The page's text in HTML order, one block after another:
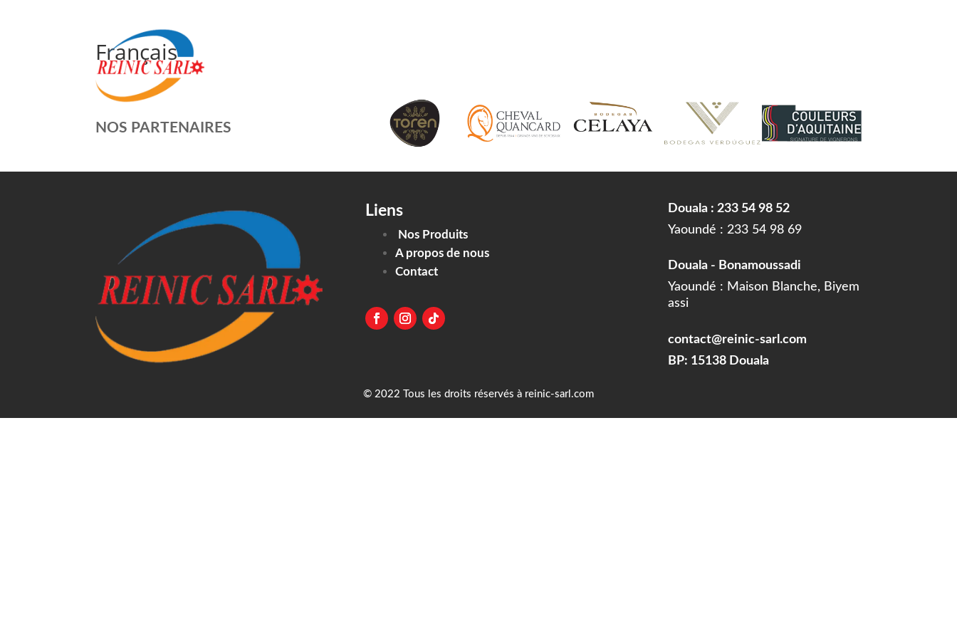
Français
NOS PARTENAIRES
Liens
Nos Produits
A propos de nous
Contact
Douala : 233 54 98 52
Yaoundé : 233 54 98 69
Douala - Bonamoussadi
Yaoundé : Maison Blanche, Biyem
assi
contact@reinic-sarl.com
BP: 15138 Douala
© 2022 Tous les droits réservés à reinic-sarl.com